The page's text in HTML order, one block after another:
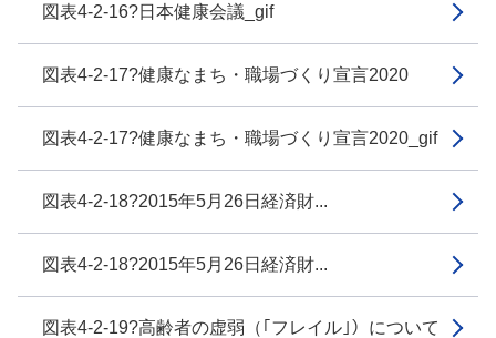
図表4-2-16?日本健康会議_gif
図表4-2-17?健康なまち・職場づくり宣言2020
図表4-2-17?健康なまち・職場づくり宣言2020_gif
図表4-2-18?2015年5月26日経済財...
図表4-2-18?2015年5月26日経済財...
図表4-2-19?高齢者の虚弱（｢フレイル｣）について